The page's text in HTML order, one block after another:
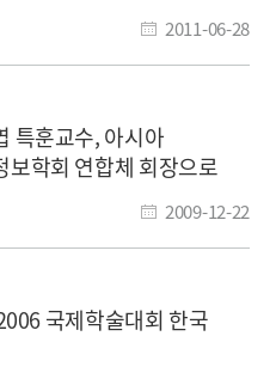
2011-06-28
특훈교수, 아시아
보학회 연합체 회장으로
2009-12-22
국제학술대회 한국